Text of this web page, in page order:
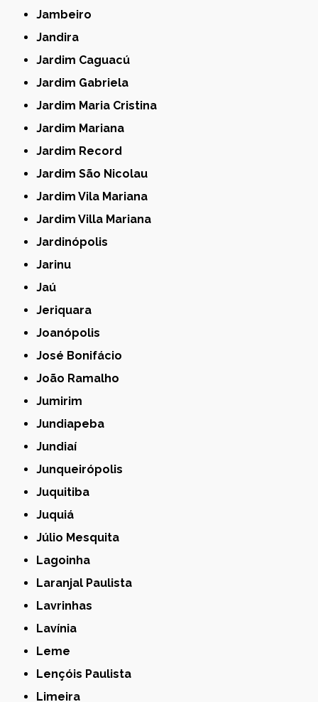
Jambeiro
Jandira
Jardim Caguacú
Jardim Gabriela
Jardim Maria Cristina
Jardim Mariana
Jardim Record
Jardim São Nicolau
Jardim Vila Mariana
Jardim Villa Mariana
Jardinópolis
Jarinu
Jaú
Jeriquara
Joanópolis
José Bonifácio
João Ramalho
Jumirim
Jundiapeba
Jundiaí
Junqueirópolis
Juquitiba
Juquiá
Júlio Mesquita
Lagoinha
Laranjal Paulista
Lavrinhas
Lavínia
Leme
Lençóis Paulista
Limeira